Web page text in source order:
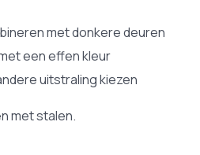
met donkere deuren
een effen kleur
uitstraling kiezen
met stalen.